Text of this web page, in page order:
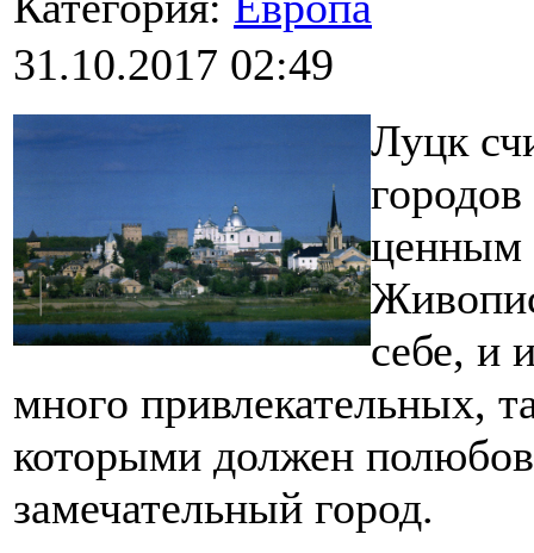
31.10.2017 02:49
Луцк
ценным
себе, и
много привлекательных,
которыми должен
замечательный город.